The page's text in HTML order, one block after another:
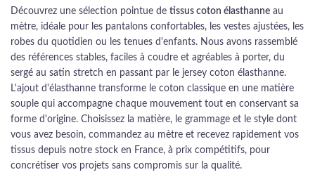
Découvrez une sélection pointue de tissus coton élasthanne au
mètre, idéale pour les pantalons confortables, les vestes ajustées, les
robes du quotidien ou les tenues d'enfants. Nous avons rassemblé
des références stables, faciles à coudre et agréables à porter, du
sergé au satin stretch en passant par le jersey coton élasthanne.
L'ajout d'élasthanne transforme le coton classique en une matière
souple qui accompagne chaque mouvement tout en conservant sa
forme d'origine. Choisissez la matière, le grammage et le style dont
vous avez besoin, commandez au mètre et recevez rapidement vos
tissus depuis notre stock en France, à prix compétitifs, pour
concrétiser vos projets sans compromis sur la qualité.